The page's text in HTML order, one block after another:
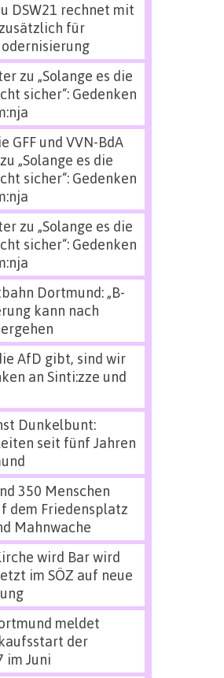
DSW21 rechnet mit
für
zu „Solange es die
sicher“: Gedenken
GFF und VVN-BdA
zu „Solange es die
sicher“: Gedenken
zu „Solange es die
sicher“: Gedenken
Dortmund: „B-
kann nach
AfD gibt, sind wir
an Sinti:zze und
Dunkelbunt:
seit fünf Jahren
350 Menschen
dem Friedensplatz
Mahnwache
wird Bar wird
im SÖZ auf neue
meldet
der
im Juni